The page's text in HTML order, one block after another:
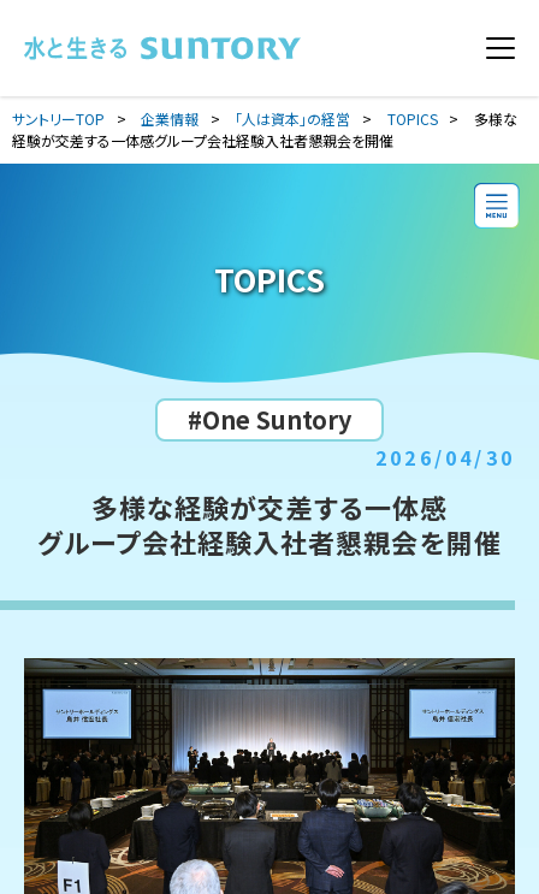
メ
サントリーTOP 企業情報 「人は資本」の経営 TOPICS
多様な
経験が交差する一体感グループ会社経験入社者懇親会を開催
TOPICS
多様な経験が交差する一体感
グループ会社経験入社者懇親会を開催
2026/04/30
#One Suntory